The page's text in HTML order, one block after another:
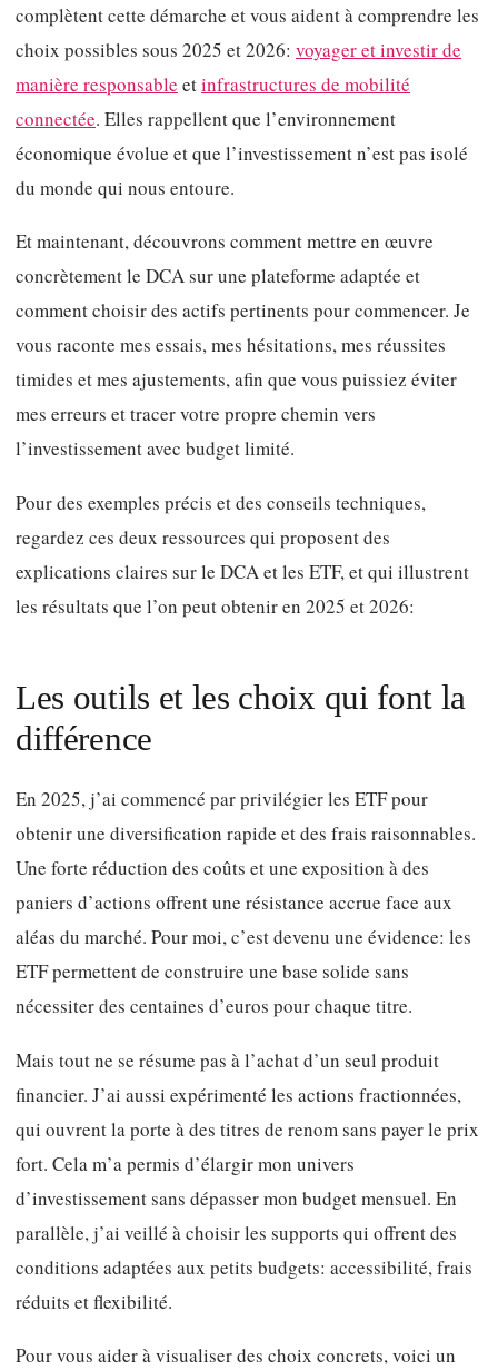
complètent cette démarche et vous aident à comprendre les
choix possibles sous 2025 et 2026: voyager et investir de
manière responsable etinfrastructures de mobilité
connectée. Elles rappellent que l’environnement
économique évolue et que l’investissement n’est pas isolé
du monde qui nous entoure.
Et maintenant, découvrons comment mettre en œuvre
concrètement le DCA sur une plateforme adaptée et
comment choisir des actifs pertinents pour commencer. Je
vous raconte mes essais, mes hésitations, mes réussites
timides et mes ajustements, afin que vous puissiez éviter
mes erreurs et tracer votre propre chemin vers
l’investissement avec budget limité.
Pour des exemples précis et des conseils techniques,
regardez ces deux ressources qui proposent des
explications claires sur le DCA et les ETF, et qui illustrent
les résultats que l’on peut obtenir en 2025 et 2026:
Les outils et les choix qui font la
différence
En 2025, j’ai commencé par privilégier les ETF pour
obtenir une diversification rapide et des frais raisonnables.
Une forte réduction des coûts et une exposition à des
paniers d’actions offrent une résistance accrue face aux
aléas du marché. Pour moi, c’est devenu une évidence: les
ETF permettent de construire une base solide sans
nécessiter des centaines d’euros pour chaque titre.
Mais tout ne se résume pas à l’achat d’un seul produit
financier. J’ai aussi expérimenté les actions fractionnées,
qui ouvrent la porte à des titres de renom sans payer le prix
fort. Cela m’a permis d’élargir mon univers
d’investissement sans dépasser mon budget mensuel. En
parallèle, j’ai veillé à choisir les supports qui offrent des
conditions adaptées aux petits budgets: accessibilité, frais
réduits et flexibilité.
Pour vous aider à visualiser des choix concrets, voici un